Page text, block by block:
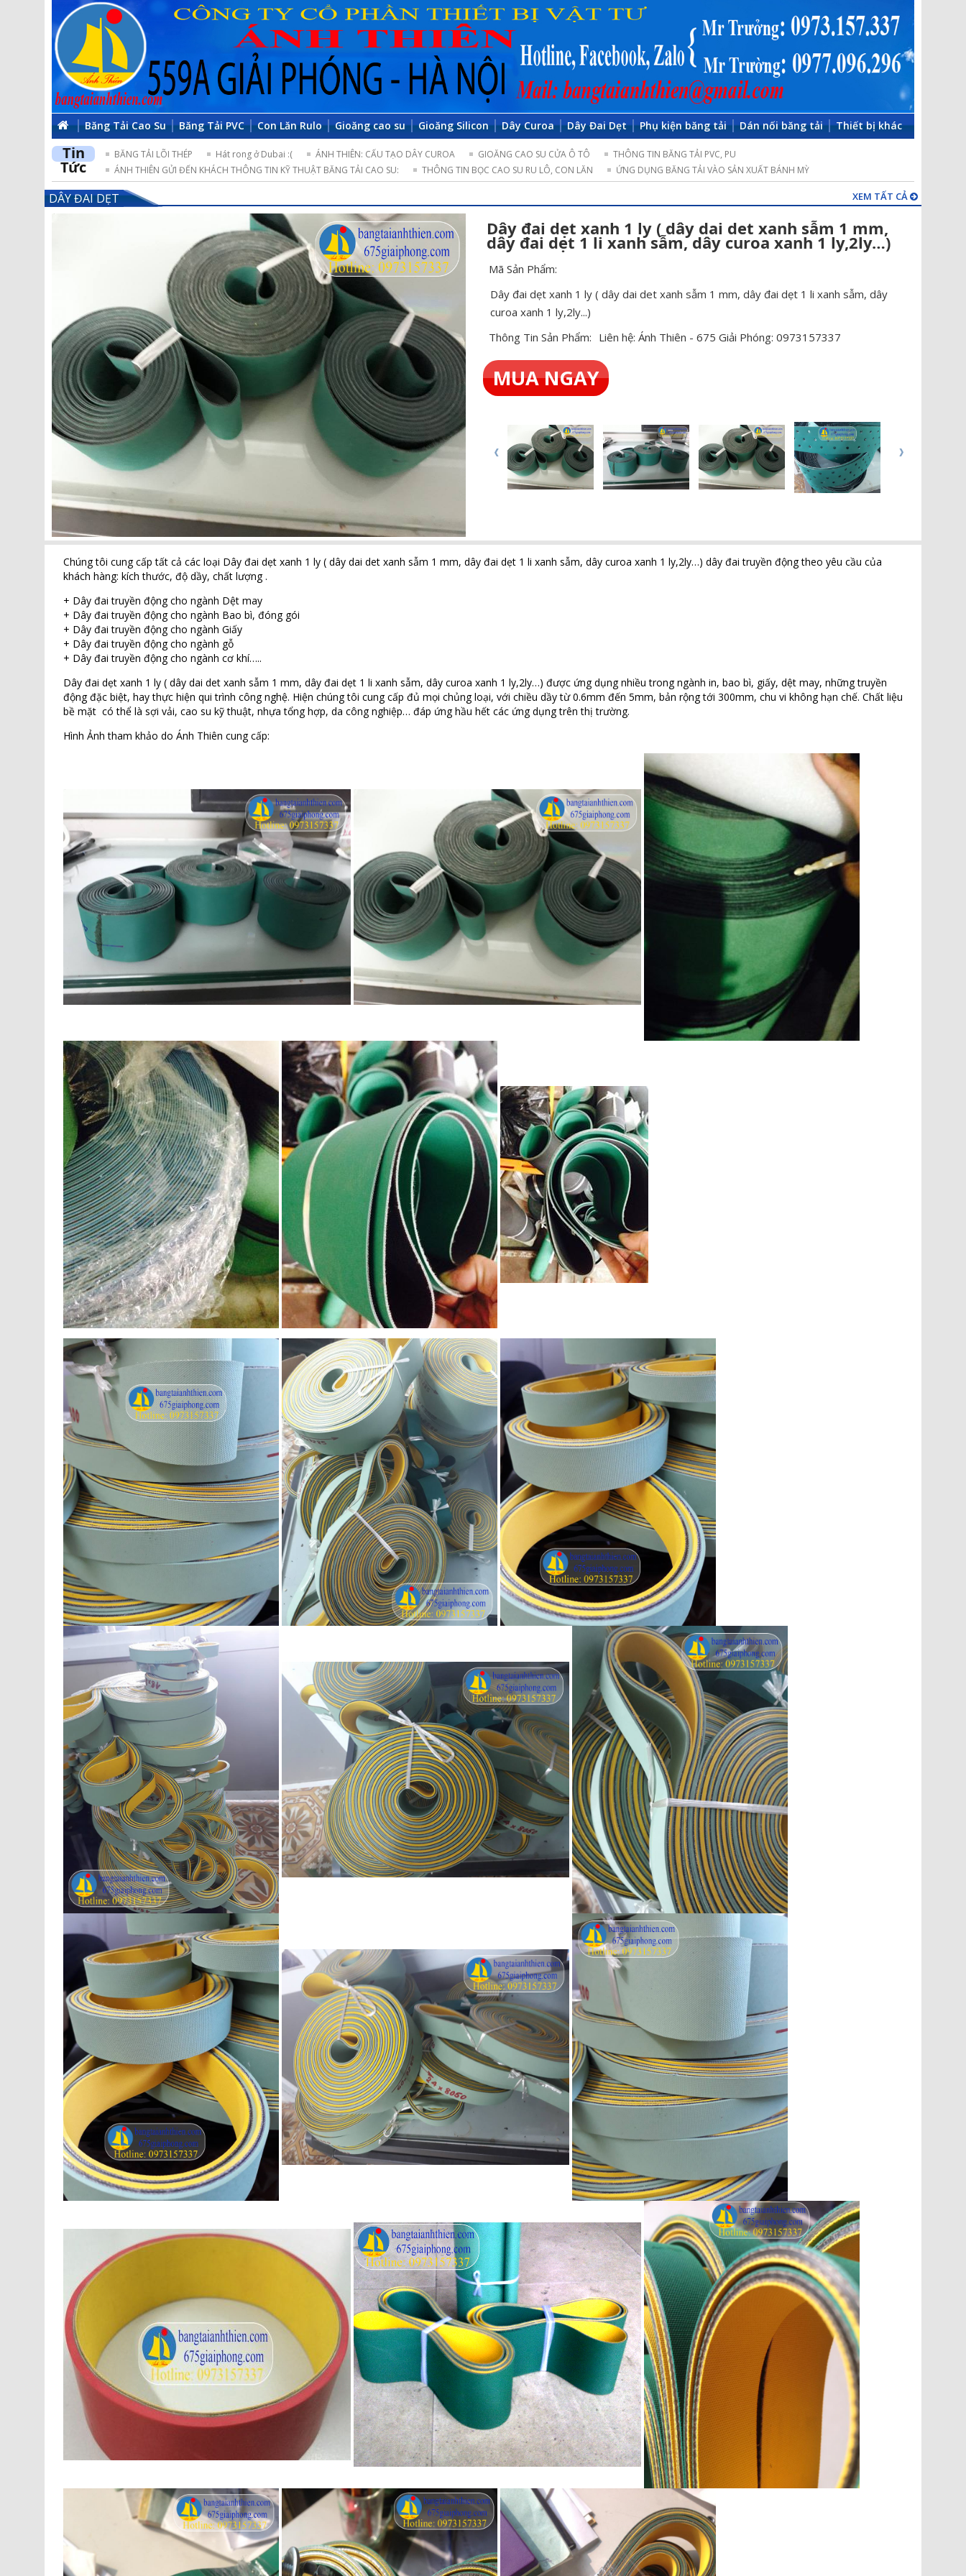
Băng Tải Cao Su Băng Tải PVC Con Lăn Rulo Gioăng cao su Gioăng Silicon Dây Curoa Dây Đai Dẹt Phụ kiện băng tải Dán nối băng tải Thiết bị khác
Tin
Tức
BĂNG TẢI LÕI THÉP Hát rong ở Dubai :( ÁNH THIÊN: CẤU TẠO DÂY CUROA GIOĂNG CAO SU CỬA Ô TÔ
THÔNG TIN BĂNG TẢI PVC, PU
ÁNH THIÊN GỬI ĐẾN KHÁCH THÔNG TIN KỸ THUẬT BĂNG TẢI CAO SU:
THÔNG TIN BỌC CAO SU RU LÔ, CON LĂN ỨNG DỤNG BĂNG TẢI VÀO SẢN XUẤT BÁNH MỲ
DÂY ĐAI DẸT XEM TẤT CẢ
Dây đai dẹt xanh 1 ly ( dây dai det xanh sẫm 1 mm,
dây đai dẹt 1 li xanh sẫm, dây curoa xanh 1 ly,2ly…)
Mã Sản Phẩm:
Dây đai dẹt xanh 1 ly ( dây dai det xanh sẫm 1 mm, dây đai dẹt 1 li xanh sẫm, dây
curoa xanh 1 ly,2ly...)
Thông Tin Sản Phẩm: Liên hệ: Ánh Thiên - 675 Giải Phóng: 0973157337
MUA NGAY
Chúng tôi cung cấp tất cả các loại Dây đai dẹt xanh 1 ly ( dây dai det xanh sẫm 1 mm, dây đai dẹt 1 li xanh sẫm, dây curoa xanh 1 ly,2ly…) dây đai truyền động theo yêu cầu của
khách hàng: kích thước, độ dầy, chất lượng .
+ Dây đai truyền động cho ngành Dệt may
+ Dây đai truyền động cho ngành Bao bì, đóng gói
+ Dây đai truyền động cho ngành Giấy
+ Dây đai truyền động cho ngành gỗ
+ Dây đai truyền động cho ngành cơ khí…..
Dây đai dẹt xanh 1 ly ( dây dai det xanh sẫm 1 mm, dây đai dẹt 1 li xanh sẫm, dây curoa xanh 1 ly,2ly…) được ứng dụng nhiều trong ngành in, bao bì, giấy, dệt may, những truyền
động đặc biệt, hay thực hiện qui trình công nghệ. Hiện chúng tôi cung cấp đủ mọi chủng loại, với chiều dầy từ 0.6mm đến 5mm, bản rộng tới 300mm, chu vi không hạn chế. Chất liệu
bề mặt có thể là sợi vải, cao su kỹ thuật, nhựa tổng hợp, da công nghiệp… đáp ứng hầu hết các ứng dụng trên thị trường.
Hình Ảnh tham khảo do Ánh Thiên cung cấp: